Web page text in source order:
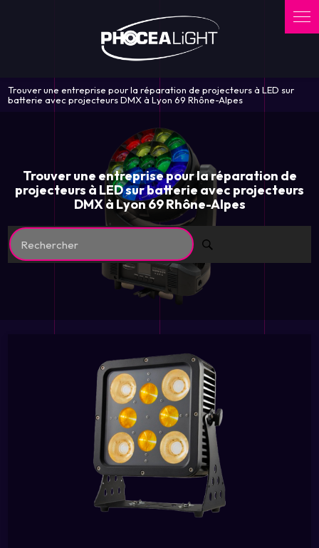
Trouver une entreprise pour la réparation de projecteurs à LED sur
batterie avec projecteurs DMX à Lyon 69 Rhône-Alpes
Trouver une entreprise pour la réparation de
projecteurs à LED sur batterie avec projecteurs
DMX à Lyon 69 Rhône-Alpes
Rechercher